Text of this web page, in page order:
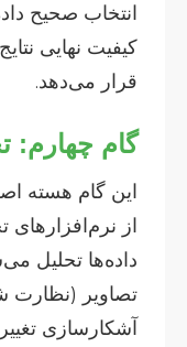
انتخاب صحیح
کیفیت نهایی
قرار می‌دهد.
گام چهارم:
این گام هسته
داده‌ها تحلیل
تصاویر (نظارت
آشکارسازی